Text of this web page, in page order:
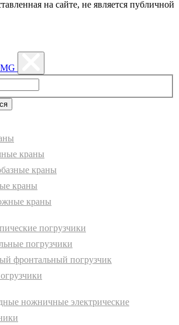
на сайте, не является публичной
краны
краны
краны
краны
погрузчики
погрузчики
фронтальный погрузчик
ножничные электрические